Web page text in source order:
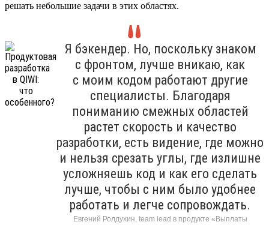
решать небольшие задачи в этих областях.
Я бэкендер. Но, поскольку знаком
с фронтом, лучше вникаю, как
с моим кодом работают другие
специалисты. Благодаря
пониманию смежных областей
растет скорость и качество
разработки, есть видение, где можно
и нельзя срезать углы, где излишне
усложняешь код и как его сделать
лучше, чтобы с ним было удобнее
работать и легче сопровождать.
Евгений Ролдухин, team lead в продукте «Выплаты